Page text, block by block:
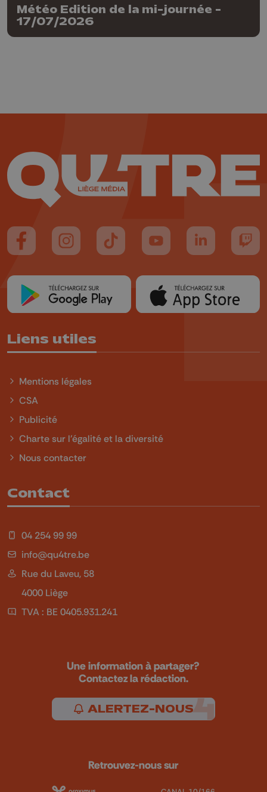
Météo Edition de la mi-journée -
17/07/2026
Suivez-nous sur FaceBook
Suivez-nous sur Instagram
Suivez-nous sur TikTok
Suivez-nous sur YouTube
Suivez-nous
Liens utiles
Mentions légales
CSA
Publicité
Charte sur l'égalité et la diversité
Nous contacter
Contact
04 254 99 99
info@qu4tre.be
Rue du Laveu, 58
4000 Liège
TVA : BE 0405.931.241
Une information à partager?
Contactez la rédaction.
ALERTEZ-NOUS
Retrouvez-nous sur